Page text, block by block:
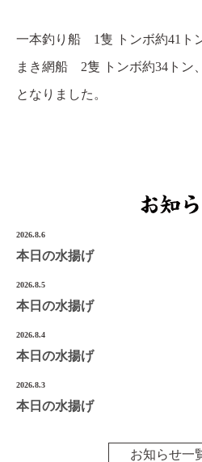
一本釣り船 1隻 トンボ約41ト
まき網船 2隻 トンボ約34トン
となりました。
2026.8.6
本日の水揚げ
2026.8.5
本日の水揚げ
2026.8.4
本日の水揚げ
2026.8.3
本日の水揚げ
お知らせ一
お問合せ
プライバシーポリシー